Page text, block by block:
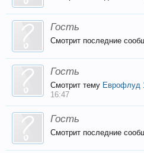
Гость
Смотрит последние
Гость
Смотрит тему Еврофлуд
16:47
Гость
Смотрит последние